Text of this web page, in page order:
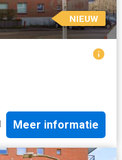
NIEUW
Meer informatie